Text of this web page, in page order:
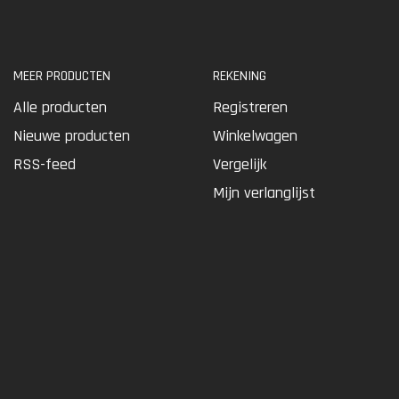
MEER PRODUCTEN
Alle producten
Nieuwe producten
RSS-feed
REKENING
Registreren
Winkelwagen
Vergelijk
Mijn verlanglijst